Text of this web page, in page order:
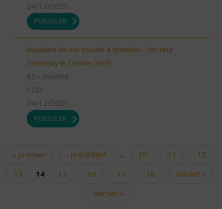
04/12/2025
POSTULER
Auxiliaire de vie sociale à domicile - Secteur
Fontenay le Comte (H/F)
85 - Vendée
CDD
04/12/2025
POSTULER
Pages
« premier ‹ précédent … 10 11
12
13
14 15 16 17 18
suivant ›
dernier »